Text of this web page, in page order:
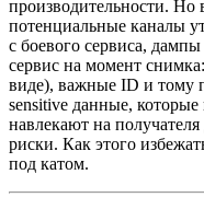
производительности.
потенциальные каналы
с боевого сервиса, дампы
сервис на момент
виде), важные ID и тому
sensitive данные,
навлекают на
риски. Как этого
под катом.